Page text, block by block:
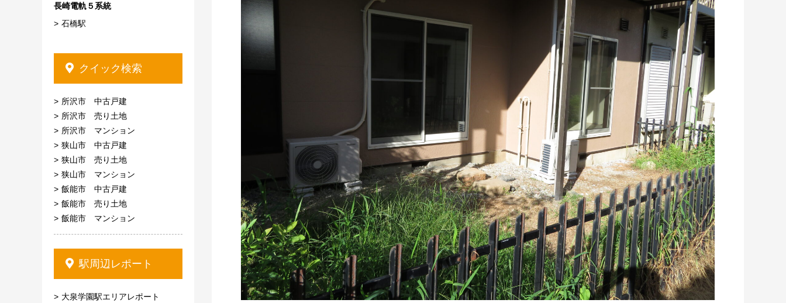
長崎電軌５系統
石橋駅
クイック検索
所沢市 中古戸建
所沢市 売り土地
所沢市 マンション
狭山市 中古戸建
狭山市 売り土地
狭山市 マンション
飯能市 中古戸建
飯能市 売り土地
飯能市 マンション
駅周辺レポート
大泉学園駅エリアレポート